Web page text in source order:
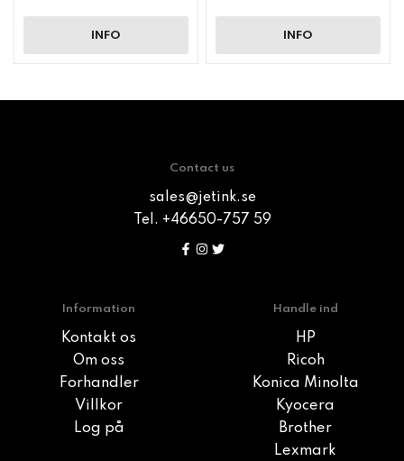
INFO INFO
Contact us
sales@jetink.se
Tel. +46650-757 59
Information
Kontakt os
Om oss
Forhandler
Villkor
Log på
Handle ind
HP
Ricoh
Konica Minolta
Kyocera
Brother
Lexmark